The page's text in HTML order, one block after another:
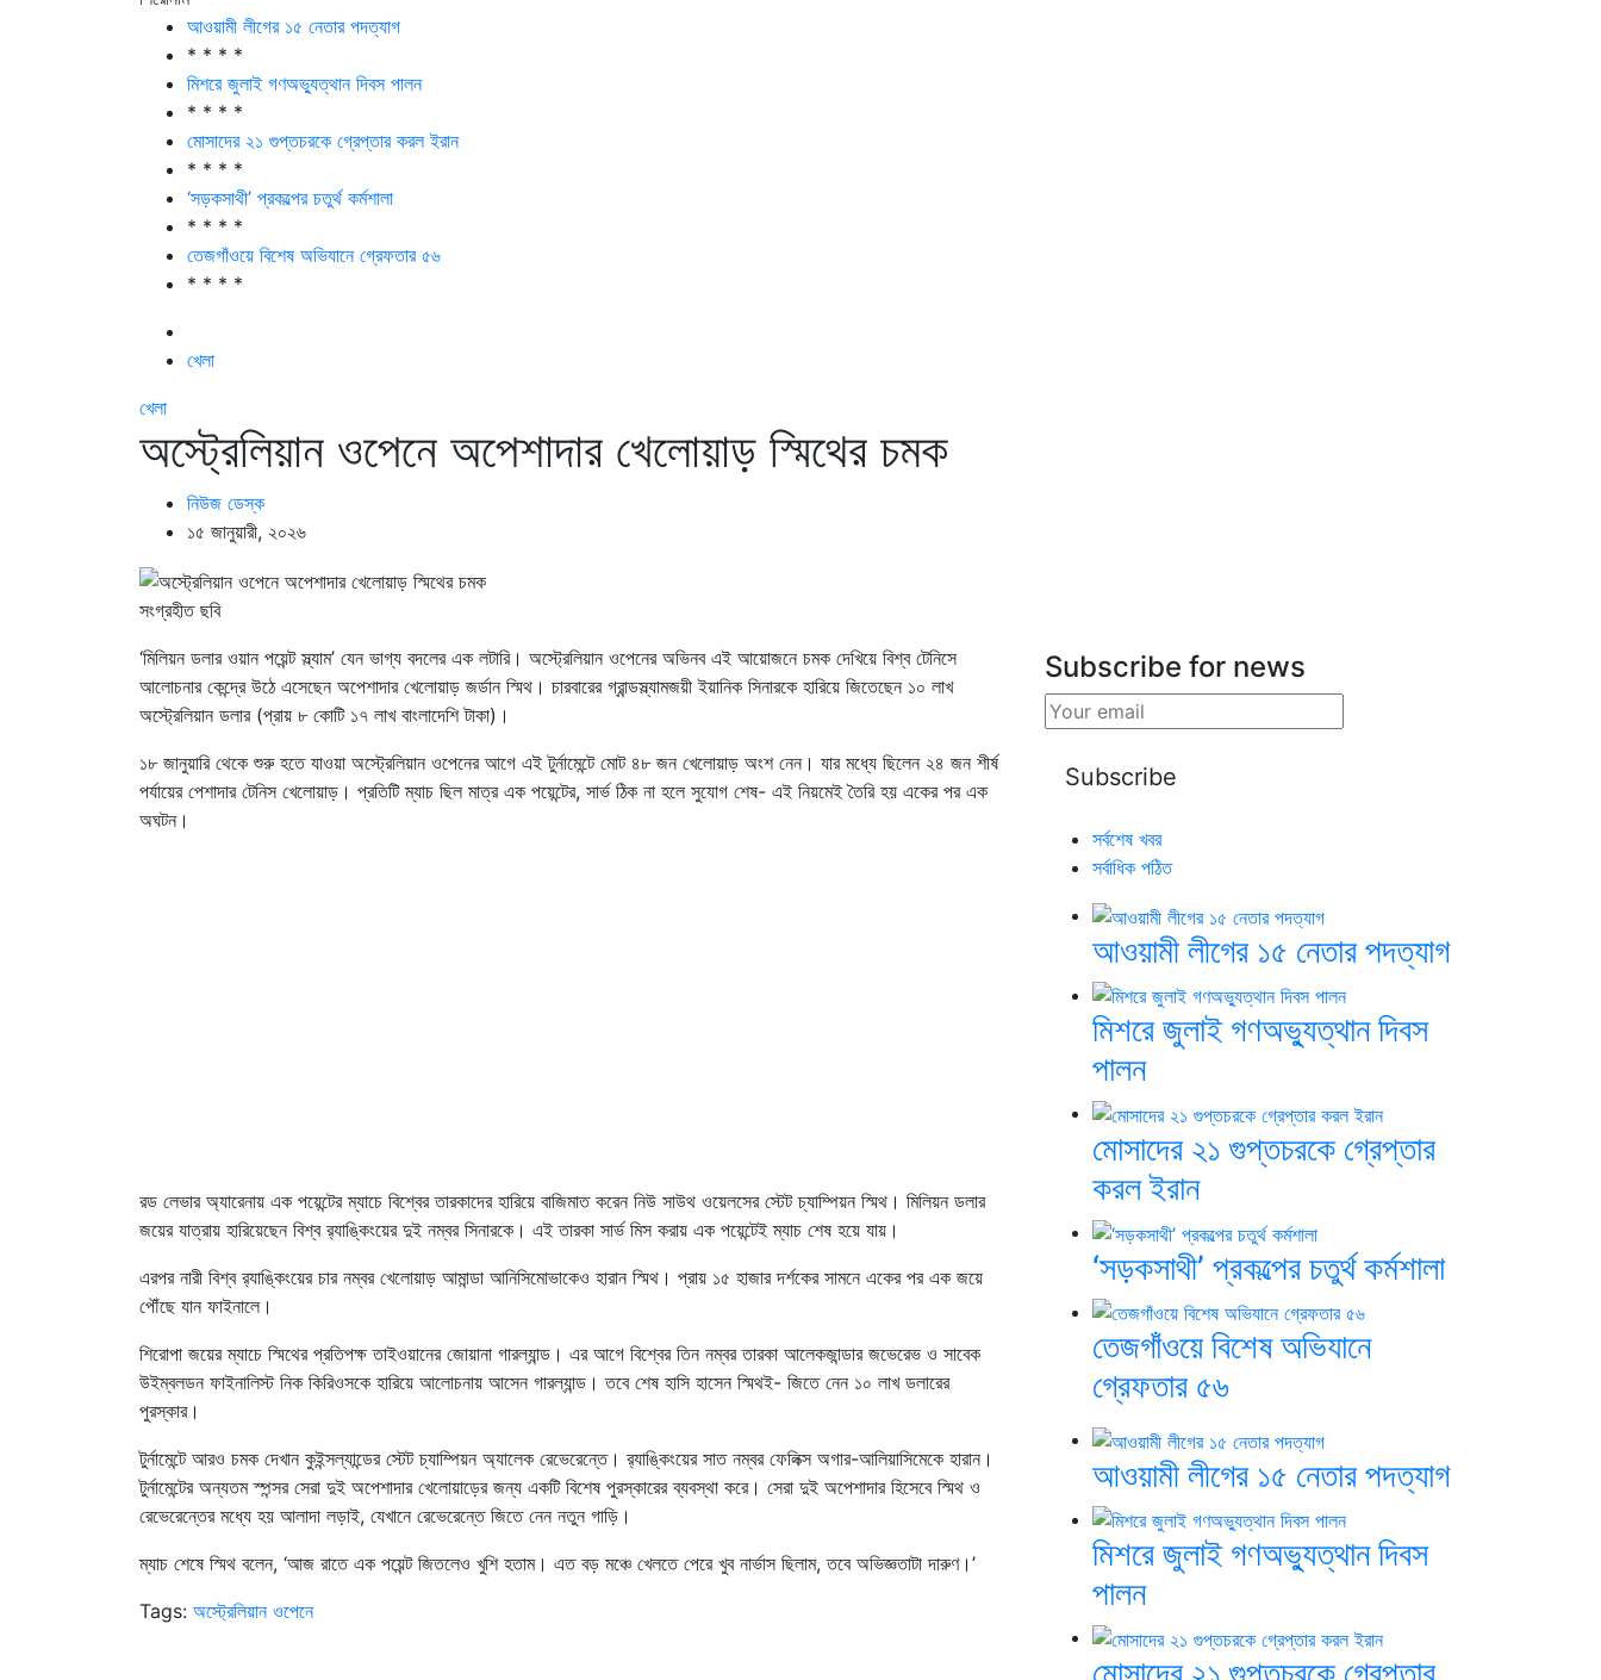
আওয়ামী লীগের ১৫ নেতার পদত্যাগ
* * * *
মিশরে জুলাই গণঅভ্যুত্থান দিবস পালন
* * * *
মোসাদের ২১ গুপ্তচরকে গ্রেপ্তার করল ইরান
* * * *
‘সড়কসাথী’ প্রকল্পের চতুর্থ কর্মশালা
* * * *
তেজগাঁওয়ে বিশেষ অভিযানে গ্রেফতার ৫৬
* * * *
খেলা
খেলা
অস্ট্রেলিয়ান ওপেনে অপেশাদার খেলোয়াড় স্মিথের চমক
নিউজ ডেস্ক
১৫ জানুয়ারী, ২০২৬
সংগ্রহীত ছবি
‘মিলিয়ন ডলার ওয়ান পয়েন্ট স্ল্যাম’ যেন ভাগ্য বদলের এক লটারি। অস্ট্রেলিয়ান ওপেনের অভিনব এই আয়োজনে চমক দেখিয়ে বিশ্ব টেনিসে
আলোচনার কেন্দ্রে উঠে এসেছেন অপেশাদার খেলোয়াড় জর্ডান স্মিথ। চারবারের গ্রান্ডস্ল্যামজয়ী ইয়ানিক সিনারকে হারিয়ে জিতেছেন ১০ লাখ
অস্ট্রেলিয়ান ডলার (প্রায় ৮ কোটি ১৭ লাখ বাংলাদেশি টাকা)।
১৮ জানুয়ারি থেকে শুরু হতে যাওয়া অস্ট্রেলিয়ান ওপেনের আগে এই টুর্নামেন্টে মোট ৪৮ জন খেলোয়াড় অংশ নেন। যার মধ্যে ছিলেন ২৪ জন শীর্ষ
পর্যায়ের পেশাদার টেনিস খেলোয়াড়। প্রতিটি ম্যাচ ছিল মাত্র এক পয়েন্টের, সার্ভ ঠিক না হলে সুযোগ শেষ- এই নিয়মেই তৈরি হয় একের পর এক
অঘটন।
রড লেভার অ্যারেনায় এক পয়েন্টের ম্যাচে বিশ্বের তারকাদের হারিয়ে বাজিমাত করেন নিউ সাউথ ওয়েলসের স্টেট চ্যাম্পিয়ন স্মিথ। মিলিয়ন ডলার
জয়ের যাত্রায় হারিয়েছেন বিশ্ব র‍্যাঙ্কিংয়ের দুই নম্বর সিনারকে। এই তারকা সার্ভ মিস করায় এক পয়েন্টেই ম্যাচ শেষ হয়ে যায়।
এরপর নারী বিশ্ব র‍্যাঙ্কিংয়ের চার নম্বর খেলোয়াড় আমান্ডা আনিসিমোভাকেও হারান স্মিথ। প্রায় ১৫ হাজার দর্শকের সামনে একের পর এক জয়ে
পৌঁছে যান ফাইনালে।
শিরোপা জয়ের ম্যাচে স্মিথের প্রতিপক্ষ তাইওয়ানের জোয়ানা গারল্যান্ড। এর আগে বিশ্বের তিন নম্বর তারকা আলেকজান্ডার জভেরেভ ও সাবেক
উইম্বলডন ফাইনালিস্ট নিক কিরিওসকে হারিয়ে আলোচনায় আসেন গারল্যান্ড। তবে শেষ হাসি হাসেন স্মিথই- জিতে নেন ১০ লাখ ডলারের
পুরস্কার।
টুর্নামেন্টে আরও চমক দেখান কুইন্সল্যান্ডের স্টেট চ্যাম্পিয়ন অ্যালেক রেভেরেন্তে। র‍্যাঙ্কিংয়ের সাত নম্বর ফেলিক্স অগার-আলিয়াসিমেকে হারান।
টুর্নামেন্টের অন্যতম স্পন্সর সেরা দুই অপেশাদার খেলোয়াড়ের জন্য একটি বিশেষ পুরস্কারের ব্যবস্থা করে। সেরা দুই অপেশাদার হিসেবে স্মিথ ও
রেভেরেন্তের মধ্যে হয় আলাদা লড়াই, যেখানে রেভেরেন্তে জিতে নেন নতুন গাড়ি।
ম্যাচ শেষে স্মিথ বলেন, ‘আজ রাতে এক পয়েন্ট জিতলেও খুশি হতাম। এত বড় মঞ্চে খেলতে পেরে খুব নার্ভাস ছিলাম, তবে অভিজ্ঞতাটা দারুণ।’
Tags: অস্ট্রেলিয়ান ওপেনে
Subscribe for news
সর্বশেষ খবর
সর্বাধিক পঠিত
আওয়ামী লীগের ১৫ নেতার পদত্যাগ
মিশরে জুলাই গণঅভ্যুত্থান দিবস
পালন
মোসাদের ২১ গুপ্তচরকে গ্রেপ্তার
করল ইরান
‘সড়কসাথী’ প্রকল্পের চতুর্থ কর্মশালা
তেজগাঁওয়ে বিশেষ অভিযানে
গ্রেফতার ৫৬
আওয়ামী লীগের ১৫ নেতার পদত্যাগ
মিশরে জুলাই গণঅভ্যুত্থান দিবস
পালন